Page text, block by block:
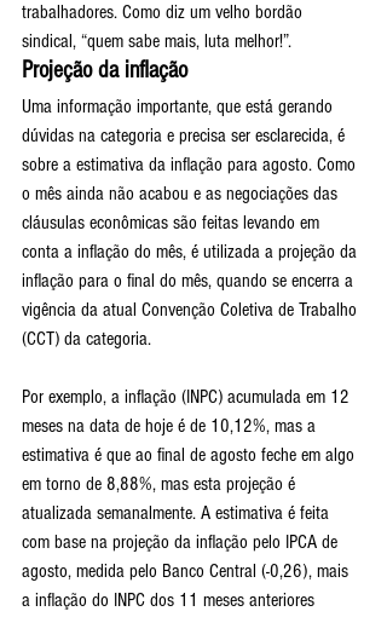
trabalhadores. Como diz um velho bordão
sindical, “quem sabe mais, luta melhor!”.
Projeção da inflação
Uma informação importante, que está gerando
dúvidas na categoria e precisa ser esclarecida, é
sobre a estimativa da inflação para agosto. Como
o mês ainda não acabou e as negociações das
cláusulas econômicas são feitas levando em
conta a inflação do mês, é utilizada a projeção da
inflação para o final do mês, quando se encerra a
vigência da atual Convenção Coletiva de Trabalho
(CCT) da categoria.
Por exemplo, a inflação (INPC) acumulada em 12
meses na data de hoje é de 10,12%, mas a
estimativa é que ao final de agosto feche em algo
em torno de 8,88%, mas esta projeção é
atualizada semanalmente. A estimativa é feita
com base na projeção da inflação pelo IPCA de
agosto, medida pelo Banco Central (-0,26), mais
a inflação do INPC dos 11 meses anteriores